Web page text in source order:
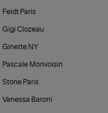
Feidt Paris
Gigi Clozeau
Ginette NY
Pascale Monvoisin
Stone Paris
Vanessa Baroni